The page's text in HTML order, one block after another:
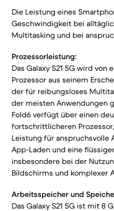
Die Leistung eines
Geschwindigkeit bei
Multitasking und bei
Prozessorleistung:
Das Galaxy S21 5G wird
Prozessor aus seinem
der für reibungsloses
der meisten Anwendungen
Fold6 verfügt über einen
fortschrittlicheren
Leistung für anspruchsvolle
App-Laden und eine
insbesondere bei der
Bildschirms und komplexer
Arbeitsspeicher und
Das Galaxy S21 5G ist mit 8